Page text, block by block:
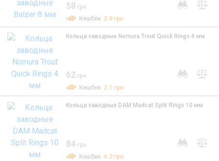
58 грн
Кешбек 2.9 грн
Кольца заводные Nomura Trout Quick Rings 4 мм
62 грн
Кешбек 3.1 грн
Кольца заводные DAM Madcat Split Rings 10 мм
84 грн
Кешбек4.2 грн